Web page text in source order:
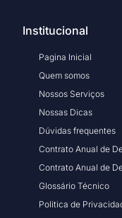
Institucional
Pagina Inicial
Quem somos
Nossos Serviços
Nossas Dicas
Dúvidas frequentes
Contrato Anual de
Contrato Anual de
Glossário Técnico
Politica de